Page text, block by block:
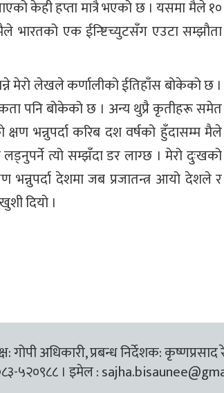
केही हप्ता मात्रै भएको छ । यसमा मैले १०
भारतको एक ईन्ष्टिच्युटसँग एउटा सम्झौता
मेरो लेखले कर्णालीको ईतिहाँस बोकेको छ ।
पनि बोकेको छ । अन्य थुप्रै कृतीहरू समेत
भन्नुपर्दा करिब दश वर्षको हुँदासम्म मैले
त्यो सम्झँदा डर लाग्छ । मेरो दुःखको
भन्नुपर्दा देशमा जब प्रजातन्त्र आयो देशले र
दियो ।
गोपी अधिकारी, प्रबन्ध निर्देशक:
५२०९८८ । इमेल :